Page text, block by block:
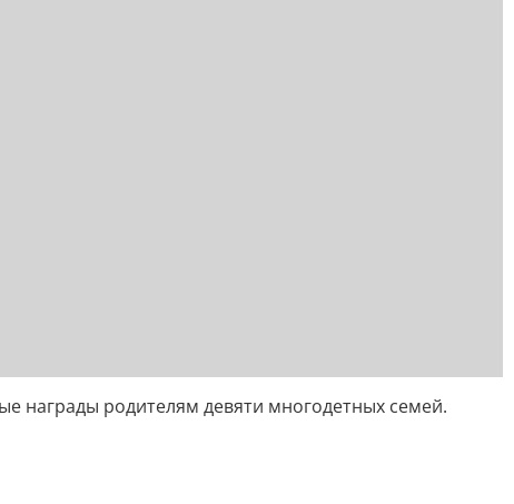
награды родителям девяти многодетных семей.